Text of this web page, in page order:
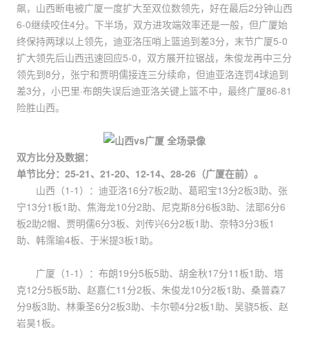
飙，山西断电被广厦一度扩大至双位数领先，好在最后2分钟山西
6-0继续咬住4分。下半场，双方进攻端效率还是一般，但广厦始
终保持两球以上领先，迪亚洛压哨上篮追到差3分，末节广厦5-0
扩大领先后山西迅速回应5-0，双方展开拉锯战，朱俊龙再中三分
领先到8分，张宁和贾明儒接连三分续命，但迪亚洛连罚4球追到
差3分，小巴里·布朗失误后迪亚洛关键上篮不中，最终广厦86-81
险胜山西。
双方比分及数据：
单节比分：25-21、21-20、12-14、28-26（广厦在前）。
山西（1-1）：迪亚洛16分7板2助、葛昭宝13分2板3助、张
宁13分1板1助、焦海龙10分2助、尼克斯8分6板3助、法耶6分6
板2助2帽、贾明儒6分3板、刘传兴6分2板1助、奈特3分3板1
助、韩霈瑜4板、于米提3板1助。
广厦（1-1）：布朗19分5板5助、胡金秋17分11板1助、塔
克12分5板5助、赵嘉仁11分2板、朱俊龙10分2板1助、桑普森7
分9板3助、林秉圣6分2板3助、卡尔顿4分2板1助、吴骁5板、赵
岩昊1板。